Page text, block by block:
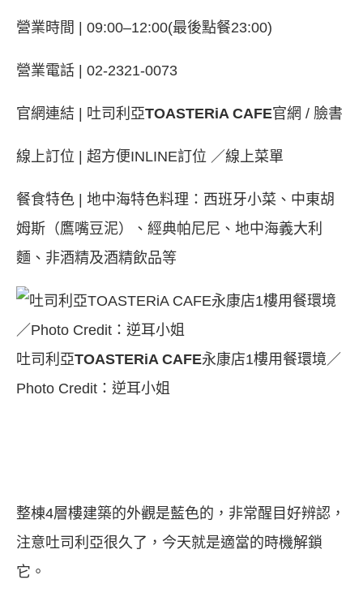
營業時間 | 09:00–12:00(最後點餐23:00)
營業電話 | 02-2321-0073
官網連結 | 吐司利亞TOASTERiA CAFE官網 / 臉書
線上訂位 | 超方便INLINE訂位 ／線上菜單
餐食特色 | 地中海特色料理：西班牙小菜、中東胡
姆斯（鷹嘴豆泥）、經典帕尼尼、地中海義大利
麵、非酒精及酒精飲品等
吐司利亞TOASTERiA CAFE永康店1樓用餐環境／
Photo Credit：逆耳小姐
整棟4層樓建築的外觀是藍色的，非常醒目好辨認，
注意吐司利亞很久了，今天就是適當的時機解鎖
它。